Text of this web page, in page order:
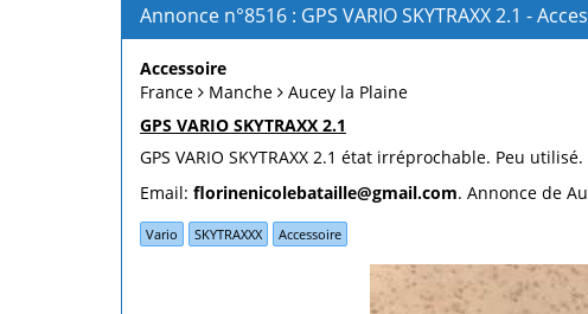
Annonce n°8516 : GPS VARIO SKYTRAXX 2.1 -
Accessoire
France
Manche Aucey la Plaine
GPS VARIO SKYTRAXX 2.1
GPS VARIO SKYTRAXX 2.1 état irréprochable. Peu
Email: florinenicolebataille@gmail.com. Annonce de
Vario SKYTRAXXX Accessoire